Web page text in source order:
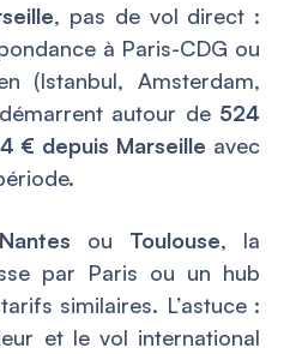
, pas de vol direct :
à Paris-CDG ou
(Istanbul, Amsterdam,
autour de 524
€ depuis Marseille avec
Nantes ou Toulouse, la
par Paris ou un hub
similaires. L’astuce :
et le vol international